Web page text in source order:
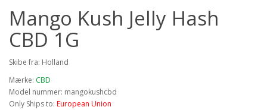
Mango Kush Jelly Hash
CBD 1G
Skibe fra: Holland
Mærke: CBD
Model nummer: mangokushcbd
Only Ships to: European Union